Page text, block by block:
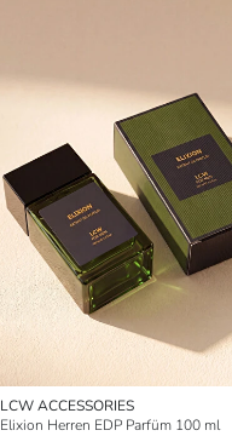
LCW ACCESSORIES
Elixion Herren EDP Parfüm 100 ml